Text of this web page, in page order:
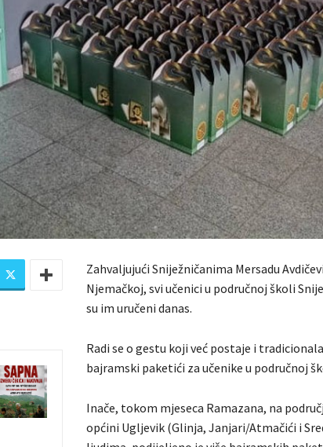
Zahvaljujući Sniježničanima Mersadu
Njemačkoj, svi učenici u područnoj školi
su im uručeni danas.
Radi se o gestu koji već postaje i
bajramski paketići za učenike u područnoj
Inače, tokom mjeseca Ramazana, na
općini Ugljevik (Glinja, Janjari/Atmačići i